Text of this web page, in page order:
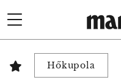
Hőkupola